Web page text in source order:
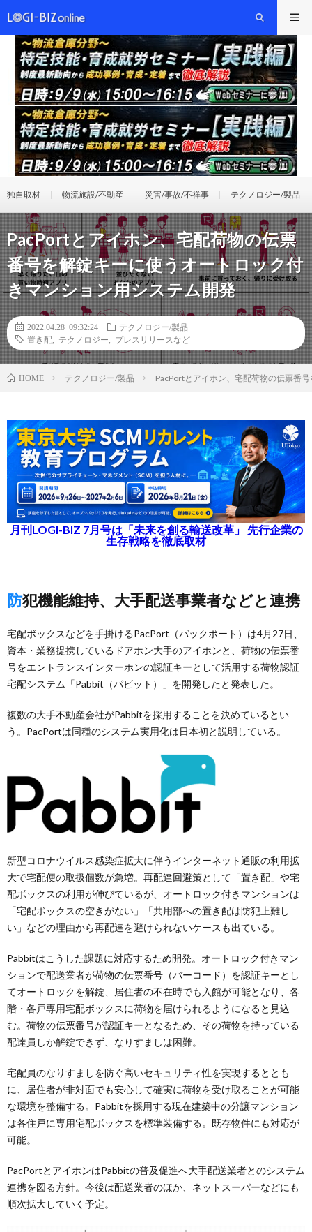
独自取材 物流施設/不動産 災害/事故/不祥事 テクノロジー/製品
PacPortとアイホン、宅配荷物の伝票
番号を解錠キーに使うオートロック付
きマンション用システム開発
2022.04.28 09:32:24
テクノロジー/製品
置き配
テクノロジー プレスリリースなど
HOME テクノロジー/製品 PacPortとアイホン、宅配荷物の伝票番
月刊LOGI-BIZ 7月号は「未来を創る輸送改革」 先行企業の
生存戦略を徹底取材
防犯機能維持、大手配送事業者などと連携
宅配ボックスなどを手掛けるPacPort（パックポート）は4月27日、
資本・業務提携しているドアホン大手のアイホンと、荷物の伝票番
号をエントランスインターホンの認証キーとして活用する荷物認証
宅配システム「Pabbit（パビット）」を開発したと発表した。
複数の大手不動産会社がPabbitを採用することを決めているとい
う。PacPortは同種のシステム実用化は日本初と説明している。
新型コロナウイルス感染症拡大に伴うインターネット通販の利用拡
大で宅配便の取扱個数が急増。再配達回避策として「置き配」や宅
配ボックスの利用が伸びているが、オートロック付きマンションは
「宅配ボックスの空きがない」「共用部への置き配は防犯上難し
い」などの理由から再配達を避けられないケースも出ている。
Pabbitはこうした課題に対応するため開発。オートロック付きマン
ションで配送業者が荷物の伝票番号（バーコード）を認証キーとし
てオートロックを解錠、居住者の不在時でも入館が可能となり、各
階・各戸専用宅配ボックスに荷物を届けられるようになると見込
む。荷物の伝票番号が認証キーとなるため、その荷物を持っている
配達員しか解錠できず、なりすましは困難。
宅配員のなりすましを防ぐ高いセキュリティ性を実現するととも
に、居住者が非対面でも安心して確実に荷物を受け取ることが可能
な環境を整備する。Pabbitを採用する現在建築中の分譲マンション
は各住戸に専用宅配ボックスを標準装備する。既存物件にも対応が
可能。
PacPortとアイホンはPabbitの普及促進へ大手配送業者とのシステム
連携を図る方針。今後は配送業者のほか、ネットスーパーなどにも
順次拡大していく予定。